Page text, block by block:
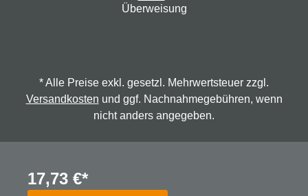
17,73 €*
Überweisung
* Alle Preise exkl. gesetzl. Mehrwertsteuer zzgl.
Versandkosten und ggf. Nachnahmegebühren, wenn
nicht anders angegeben.